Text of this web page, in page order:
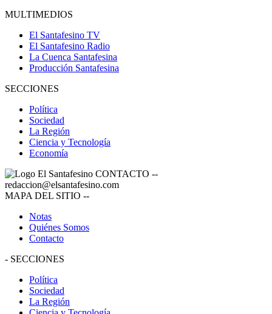
MULTIMEDIOS
El Santafesino TV
El Santafesino Radio
La Cuenca Santafesina
Producción Santafesina
SECCIONES
Política
Sociedad
La Región
Ciencia y Tecnología
Economía
CONTACTO --
redaccion@elsantafesino.com
MAPA DEL SITIO --
Notas
Quiénes Somos
Contacto
- SECCIONES
Política
Sociedad
La Región